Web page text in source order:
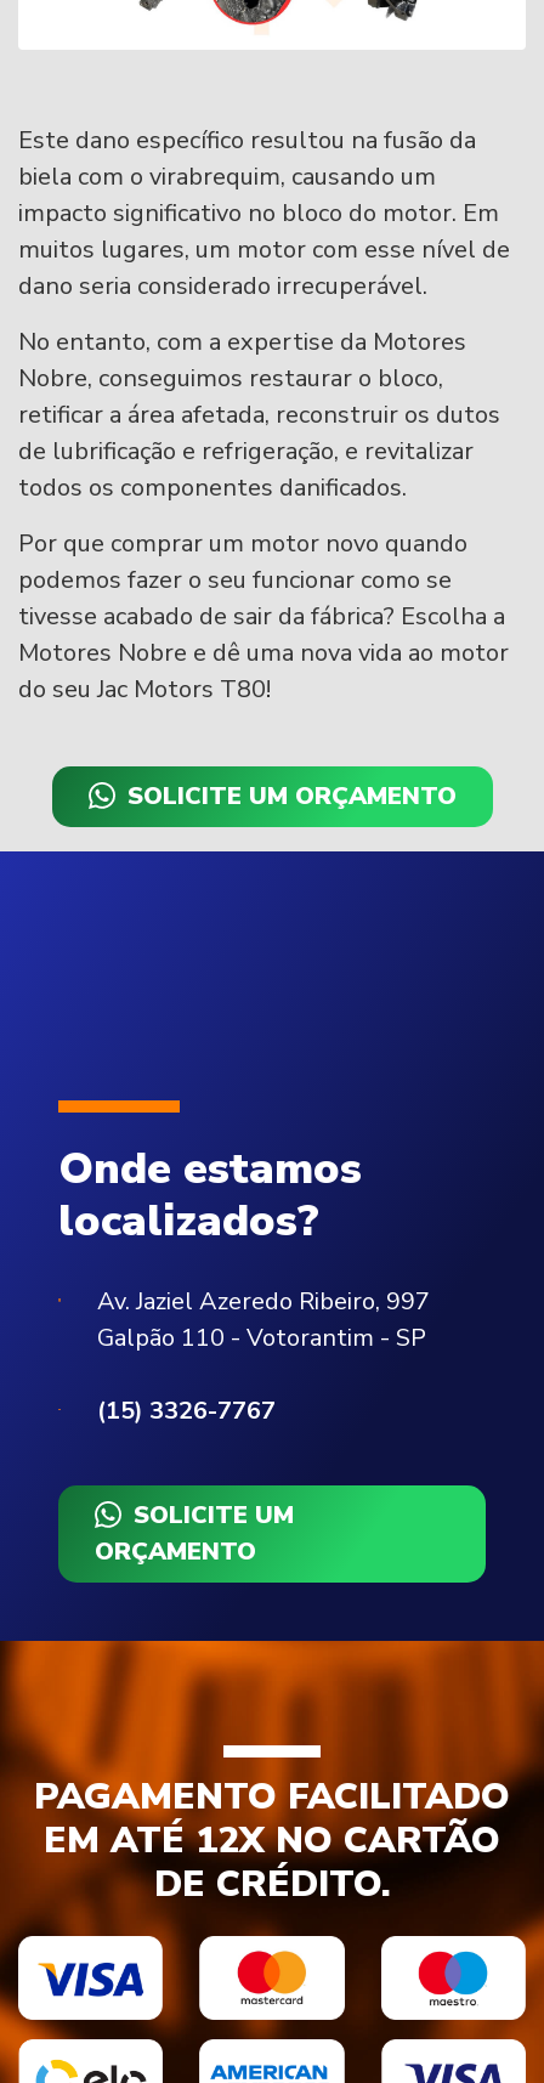
Este dano específico resultou na fusão da
biela com o virabrequim, causando um
impacto significativo no bloco do motor. Em
muitos lugares, um motor com esse nível de
dano seria considerado irrecuperável.
No entanto, com a expertise da Motores
Nobre, conseguimos restaurar o bloco,
retificar a área afetada, reconstruir os dutos
de lubrificação e refrigeração, e revitalizar
todos os componentes danificados.
Por que comprar um motor novo quando
podemos fazer o seu funcionar como se
tivesse acabado de sair da fábrica? Escolha a
Motores Nobre e dê uma nova vida ao motor
do seu Jac Motors T80!
SOLICITE UM ORÇAMENTO
Onde estamos
localizados?
Av. Jaziel Azeredo Ribeiro, 997
Galpão 110 - Votorantim - SP
(15) 3326-7767
SOLICITE UM
ORÇAMENTO
PAGAMENTO FACILITADO
EM ATÉ 12X NO CARTÃO
DE CRÉDITO.